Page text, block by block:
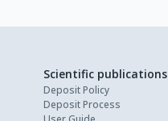
Scientific publications
Deposit Policy
Deposit Process